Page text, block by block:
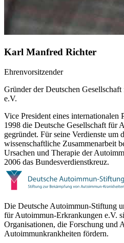
Karl Manfred Richter
Ehrenvorsitzender
Gründer der Deutschen
e.V.
Vice President eines internationalen
1998 die Deutsche Gesellschaft für
gegründet. Für seine Verdienste um
wissenschaftliche Zusammenarbeit
Ursachen und Therapie der
2006 das Bundesverdienstkreuz.
Die Deutsche Autoimmun-Stiftung
für Autoimmun-Erkrankungen e.V.
Organisationen, die Forschung und
Autoimmunkrankheiten fördern.